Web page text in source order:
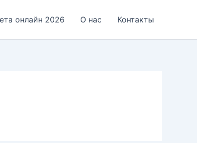
онлайн 2026 О нас Контакты